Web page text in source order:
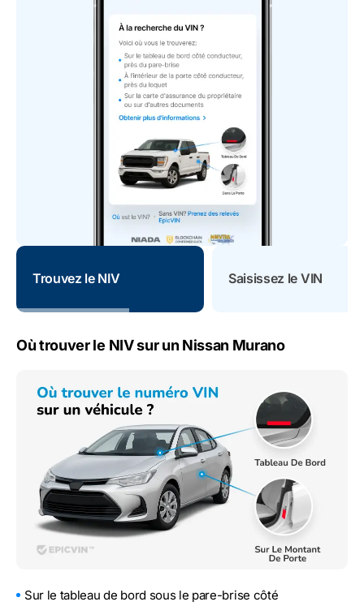
Trouvez le NIV Saisissez le VIN
Où trouver le NIV sur un Nissan Murano
Sur le tableau de bord sous le pare-brise côté